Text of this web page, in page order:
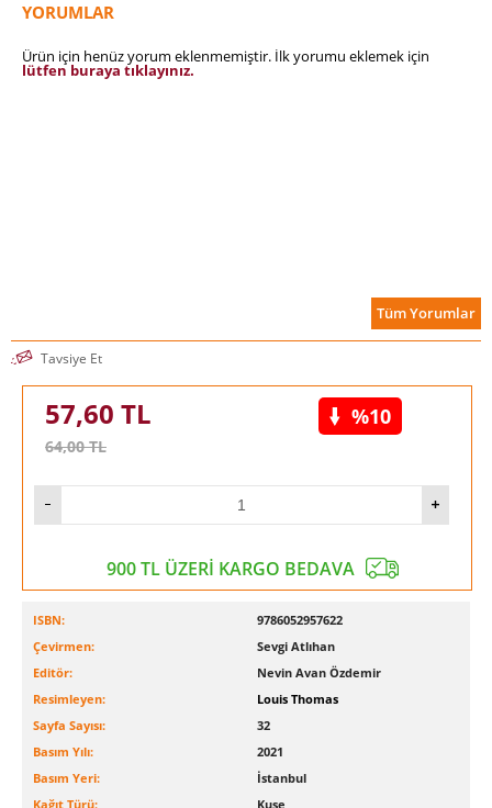
YORUMLAR
Ürün için henüz yorum eklenmemiştir. İlk yorumu eklemek için
lütfen buraya tıklayınız.
Tüm Yorumlar
Tavsiye Et
57,60 TL
64,00TL
%10
900 TL ÜZERİ KARGO BEDAVA
ISBN:
9786052957622
Çevirmen:
Sevgi Atlıhan
Editör:
Nevin Avan Özdemir
Resimleyen:
Louis Thomas
Sayfa Sayısı:
32
Basım Yılı:
2021
Basım Yeri:
İstanbul
Kağıt Türü:
Kuşe